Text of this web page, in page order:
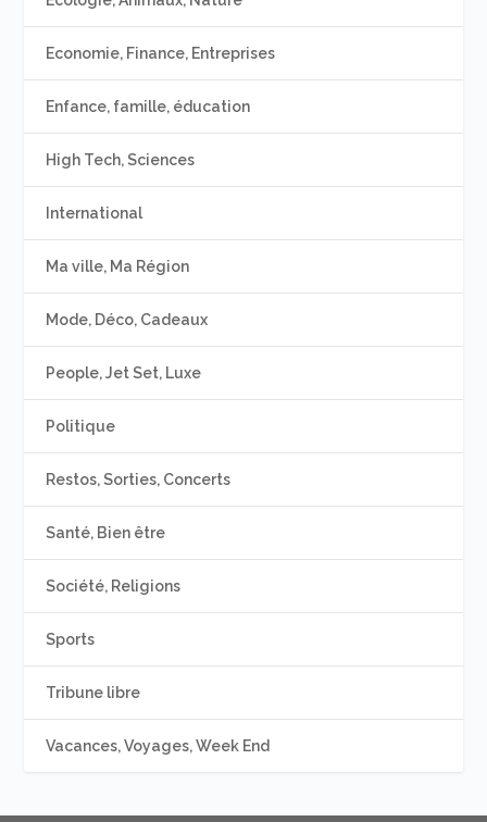
Economie, Finance, Entreprises
Enfance, famille, éducation
High Tech, Sciences
International
Ma ville, Ma Région
Mode, Déco, Cadeaux
People, Jet Set, Luxe
Politique
Restos, Sorties, Concerts
Santé, Bien être
Société, Religions
Sports
Tribune libre
Vacances, Voyages, Week End